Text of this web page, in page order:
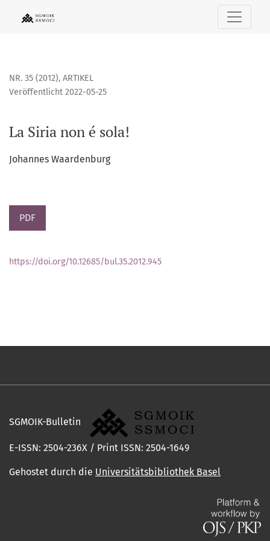
NR. 35 (2012), ARTIKEL
La Siria non é sola!
Veröffentlicht 2022-05-25
Johannes Waardenburg
PDF
https://doi.org/10.12685/bul.35.2012.945
SGMOIK-Bulletin
E-ISSN: 2504-236X / Print ISSN: 2504-1649
Gehostet durch die Universitätsbibliothek Basel